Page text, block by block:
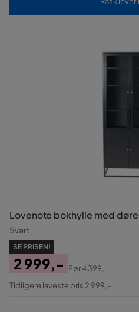
Lovenote bokhylle med
Svart
SE PRISEN!
Pris
2 999,-
Original
Før4 399,-
Tidligere laveste pris 2 999,-